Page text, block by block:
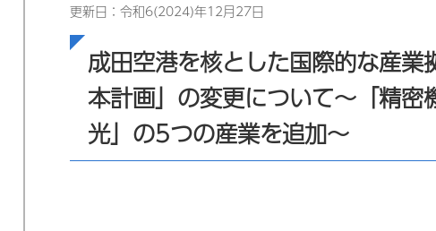
更新日：令和6(2024)年12月27日
成田空港を核とした国際的な産
本計画」の変更について～「精
光」の5つの産業を追加～